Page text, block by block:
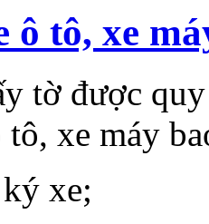
ô tô, xe
tờ được
tô, xe máy
xe;